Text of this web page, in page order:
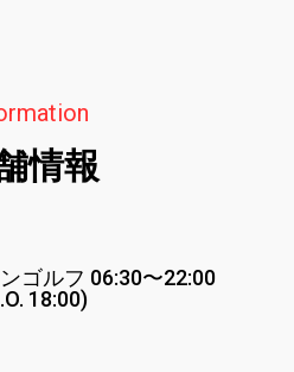
情報
ゴルフ 06:30〜22:00
18:00)